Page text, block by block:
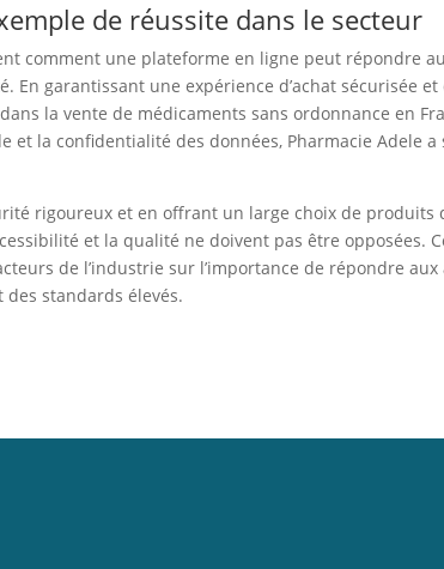
de réussite dans le secteur
comment une plateforme en ligne peut répondre
En garantissant une expérience d’achat sécurisée et
la vente de médicaments sans ordonnance en
et la confidentialité des données, Pharmacie Adele
rigoureux et en offrant un large choix de produits
et la qualité ne doivent pas être opposées.
de l’industrie sur l’importance de répondre
standards élevés.